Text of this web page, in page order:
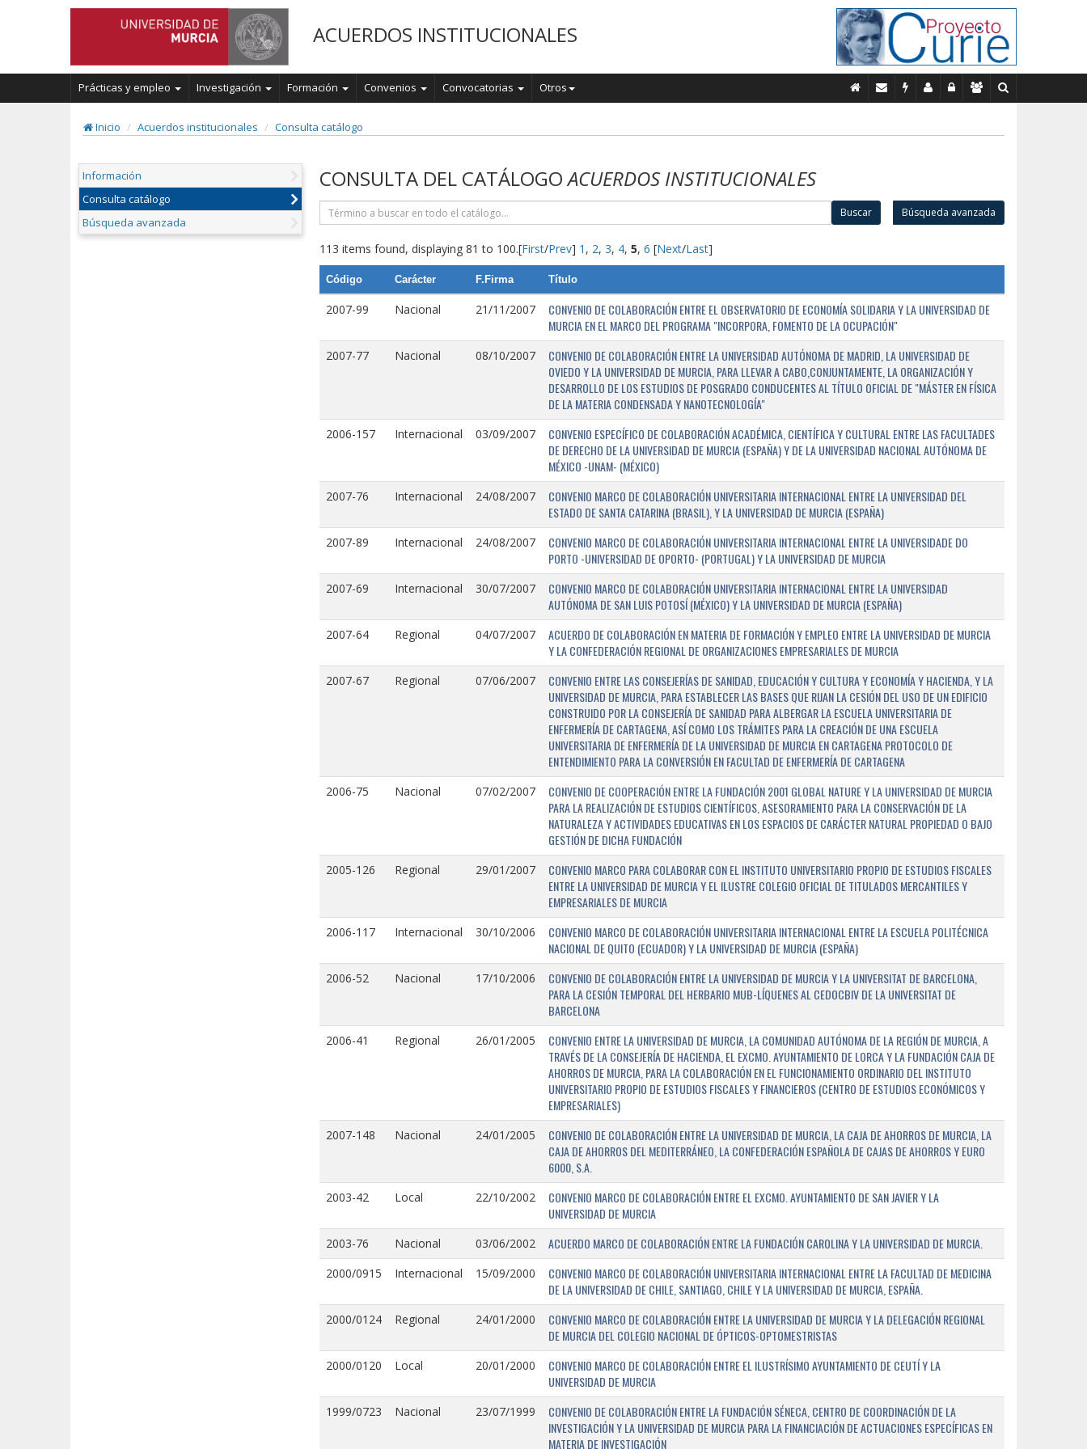
ACUERDOS INSTITUCIONALES
Prácticas y empleo Investigación Formación Convenios Convocatorias Otros
Inicio Acuerdos institucionales Consulta catálogo
Información
Consulta catálogo
Búsqueda avanzada
CONSULTA DEL CATÁLOGOACUERDOS INSTITUCIONALES
Buscar Búsqueda avanzada
113 items found, displaying 81 to 100.[First/Prev] 1 , 2, 3, 4, 5, 6 [Next/Last]
Código Carácter F.Firma Título
2007-99 Nacional 21/11/2007
CONVENIO DE COLABORACIÓN ENTRE EL OBSERVATORIO DE ECONOMÍA SOLIDARIA Y LA UNIVERSIDAD DE
MURCIA EN EL MARCO DEL PROGRAMA "INCORPORA, FOMENTO DE LA OCUPACIÓN"
2007-77 Nacional 08/10/2007
CONVENIO DE COLABORACIÓN ENTRE LA UNIVERSIDAD AUTÓNOMA DE MADRID, LA UNIVERSIDAD DE
OVIEDO Y LA UNIVERSIDAD DE MURCIA, PARA LLEVAR A CABO,CONJUNTAMENTE, LA ORGANIZACIÓN Y
DESARROLLO DE LOS ESTUDIOS DE POSGRADO CONDUCENTES AL TÍTULO OFICIAL DE "MÁSTER EN FÍSICA
DE LA MATERIA CONDENSADA Y NANOTECNOLOGÍA"
2006-157 Internacional 03/09/2007
CONVENIO ESPECÍFICO DE COLABORACIÓN ACADÉMICA, CIENTÍFICA Y CULTURAL ENTRE LAS FACULTADES
DE DERECHO DE LA UNIVERSIDAD DE MURCIA (ESPAÑA) Y DE LA UNIVERSIDAD NACIONAL AUTÓNOMA DE
MÉXICO -UNAM- (MÉXICO)
2007-76 Internacional 24/08/2007
CONVENIO MARCO DE COLABORACIÓN UNIVERSITARIA INTERNACIONAL ENTRE LA UNIVERSIDAD DEL
ESTADO DE SANTA CATARINA (BRASIL), Y LA UNIVERSIDAD DE MURCIA (ESPAÑA)
2007-89 Internacional 24/08/2007
CONVENIO MARCO DE COLABORACIÓN UNIVERSITARIA INTERNACIONAL ENTRE LA UNIVERSIDADE DO
PORTO -UNIVERSIDAD DE OPORTO- (PORTUGAL) Y LA UNIVERSIDAD DE MURCIA
2007-69 Internacional 30/07/2007
CONVENIO MARCO DE COLABORACIÓN UNIVERSITARIA INTERNACIONAL ENTRE LA UNIVERSIDAD
AUTÓNOMA DE SAN LUIS POTOSÍ (MÉXICO) Y LA UNIVERSIDAD DE MURCIA (ESPAÑA)
2007-64 Regional 04/07/2007
ACUERDO DE COLABORACIÓN EN MATERIA DE FORMACIÓN Y EMPLEO ENTRE LA UNIVERSIDAD DE MURCIA
Y LA CONFEDERACIÓN REGIONAL DE ORGANIZACIONES EMPRESARIALES DE MURCIA
2007-67 Regional 07/06/2007
CONVENIO ENTRE LAS CONSEJERÍAS DE SANIDAD, EDUCACIÓN Y CULTURA Y ECONOMÍA Y HACIENDA, Y LA
UNIVERSIDAD DE MURCIA, PARA ESTABLECER LAS BASES QUE RIJAN LA CESIÓN DEL USO DE UN EDIFICIO
CONSTRUIDO POR LA CONSEJERÍA DE SANIDAD PARA ALBERGAR LA ESCUELA UNIVERSITARIA DE
ENFERMERÍA DE CARTAGENA, ASÍ COMO LOS TRÁMITES PARA LA CREACIÓN DE UNA ESCUELA
UNIVERSITARIA DE ENFERMERÍA DE LA UNIVERSIDAD DE MURCIA EN CARTAGENA PROTOCOLO DE
ENTENDIMIENTO PARA LA CONVERSIÓN EN FACULTAD DE ENFERMERÍA DE CARTAGENA
2006-75 Nacional 07/02/2007
CONVENIO DE COOPERACIÓN ENTRE LA FUNDACIÓN 2001 GLOBAL NATURE Y LA UNIVERSIDAD DE MURCIA
PARA LA REALIZACIÓN DE ESTUDIOS CIENTÍFICOS, ASESORAMIENTO PARA LA CONSERVACIÓN DE LA
NATURALEZA Y ACTIVIDADES EDUCATIVAS EN LOS ESPACIOS DE CARÁCTER NATURAL PROPIEDAD O BAJO
GESTIÓN DE DICHA FUNDACIÓN
2005-126 Regional 29/01/2007
CONVENIO MARCO PARA COLABORAR CON EL INSTITUTO UNIVERSITARIO PROPIO DE ESTUDIOS FISCALES
ENTRE LA UNIVERSIDAD DE MURCIA Y EL ILUSTRE COLEGIO OFICIAL DE TITULADOS MERCANTILES Y
EMPRESARIALES DE MURCIA
2006-117 Internacional 30/10/2006
CONVENIO MARCO DE COLABORACIÓN UNIVERSITARIA INTERNACIONAL ENTRE LA ESCUELA POLITÉCNICA
NACIONAL DE QUITO (ECUADOR) Y LA UNIVERSIDAD DE MURCIA (ESPAÑA)
2006-52 Nacional 17/10/2006
CONVENIO DE COLABORACIÓN ENTRE LA UNIVERSIDAD DE MURCIA Y LA UNIVERSITAT DE BARCELONA,
PARA LA CESIÓN TEMPORAL DEL HERBARIO MUB-LÍQUENES AL CEDOCBIV DE LA UNIVERSITAT DE
BARCELONA
2006-41 Regional 26/01/2005
CONVENIO ENTRE LA UNIVERSIDAD DE MURCIA, LA COMUNIDAD AUTÓNOMA DE LA REGIÓN DE MURCIA, A
TRAVÉS DE LA CONSEJERÍA DE HACIENDA, EL EXCMO. AYUNTAMIENTO DE LORCA Y LA FUNDACIÓN CAJA DE
AHORROS DE MURCIA, PARA LA COLABORACIÓN EN EL FUNCIONAMIENTO ORDINARIO DEL INSTITUTO
UNIVERSITARIO PROPIO DE ESTUDIOS FISCALES Y FINANCIEROS (CENTRO DE ESTUDIOS ECONÓMICOS Y
EMPRESARIALES)
2007-148 Nacional 24/01/2005
CONVENIO DE COLABORACIÓN ENTRE LA UNIVERSIDAD DE MURCIA, LA CAJA DE AHORROS DE MURCIA, LA
CAJA DE AHORROS DEL MEDITERRÁNEO, LA CONFEDERACIÓN ESPAÑOLA DE CAJAS DE AHORROS Y EURO
6000, S.A.
2003-42 Local 22/10/2002
CONVENIO MARCO DE COLABORACIÓN ENTRE EL EXCMO. AYUNTAMIENTO DE SAN JAVIER Y LA
UNIVERSIDAD DE MURCIA
2003-76 Nacional 03/06/2002 ACUERDO MARCO DE COLABORACIÓN ENTRE LA FUNDACIÓN CAROLINA Y LA UNIVERSIDAD DE MURCIA.
2000/0915 Internacional 15/09/2000
CONVENIO MARCO DE COLABORACIÓN UNIVERSITARIA INTERNACIONAL ENTRE LA FACULTAD DE MEDICINA
DE LA UNIVERSIDAD DE CHILE, SANTIAGO, CHILE Y LA UNIVERSIDAD DE MURCIA, ESPAÑA.
2000/0124 Regional 24/01/2000
CONVENIO MARCO DE COLABORACIÓN ENTRE LA UNIVERSIDAD DE MURCIA Y LA DELEGACIÓN REGIONAL
DE MURCIA DEL COLEGIO NACIONAL DE ÓPTICOS-OPTOMESTRISTAS
2000/0120 Local 20/01/2000
CONVENIO MARCO DE COLABORACIÓN ENTRE EL ILUSTRÍSIMO AYUNTAMIENTO DE CEUTÍ Y LA
UNIVERSIDAD DE MURCIA
1999/0723 Nacional 23/07/1999
CONVENIO DE COLABORACIÓN ENTRE LA FUNDACIÓN SÉNECA, CENTRO DE COORDINACIÓN DE LA
INVESTIGACIÓN Y LA UNIVERSIDAD DE MURCIA PARA LA FINANCIACIÓN DE ACTUACIONES ESPECÍFICAS EN
MATERIA DE INVESTIGACIÓN